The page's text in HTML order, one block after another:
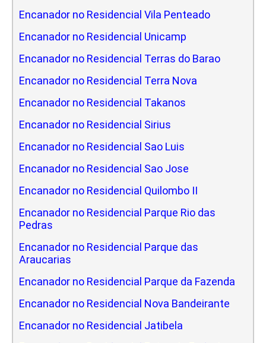
Encanador no Residencial Vila Penteado
Encanador no Residencial Unicamp
Encanador no Residencial Terras do Barao
Encanador no Residencial Terra Nova
Encanador no Residencial Takanos
Encanador no Residencial Sirius
Encanador no Residencial Sao Luis
Encanador no Residencial Sao Jose
Encanador no Residencial Quilombo II
Encanador no Residencial Parque Rio das
Pedras
Encanador no Residencial Parque das
Araucarias
Encanador no Residencial Parque da Fazenda
Encanador no Residencial Nova Bandeirante
Encanador no Residencial Jatibela